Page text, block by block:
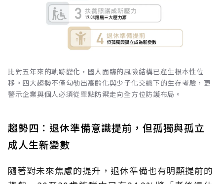
比對五年來的軌跡變化，國人面臨的風險結構已產生根本性位
移。四大趨勢不僅勾勒出高齡化與少子化交織下的生存考驗，更
警示企業與個人必須從單點防禦走向全方位防護布局。
趨勢四：退休準備意識提前，但孤獨與孤立
成人生新變數
隨著對未來焦慮的提升，退休準備也有明顯提前的